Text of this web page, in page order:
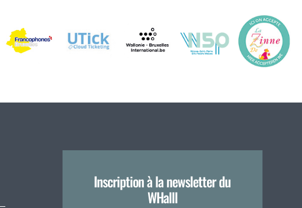
Inscription à la newsletter du
WHalll